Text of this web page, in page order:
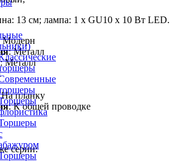
13 см; лампа: 1 х GU10 х 10 Вт LED.
Модерн
: Металл
: Металл
На планку
: К общей проводке
серии: